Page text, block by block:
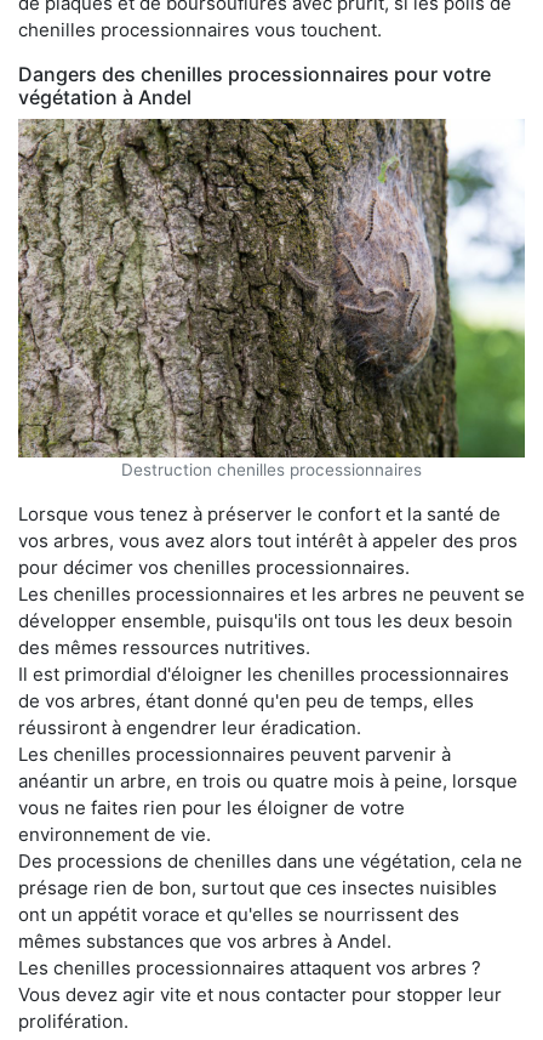
chenilles processionnaires vous touchent.
Dangers des chenilles processionnaires pour votre
végétation à Andel
Destruction chenilles processionnaires
Lorsque vous tenez à préserver le confort et la santé de
vos arbres, vous avez alors tout intérêt à appeler des pros
pour décimer vos chenilles processionnaires.
Les chenilles processionnaires et les arbres ne peuvent se
développer ensemble, puisqu'ils ont tous les deux besoin
des mêmes ressources nutritives.
Il est primordial d'éloigner les chenilles processionnaires
de vos arbres, étant donné qu'en peu de temps, elles
réussiront à engendrer leur éradication.
Les chenilles processionnaires peuvent parvenir à
anéantir un arbre, en trois ou quatre mois à peine, lorsque
vous ne faites rien pour les éloigner de votre
environnement de vie.
Des processions de chenilles dans une végétation, cela ne
présage rien de bon, surtout que ces insectes nuisibles
ont un appétit vorace et qu'elles se nourrissent des
mêmes substances que vos arbres à Andel.
Les chenilles processionnaires attaquent vos arbres ?
Vous devez agir vite et nous contacter pour stopper leur
prolifération.